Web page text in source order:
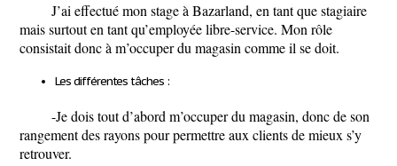
J’ai effectué mon stage à Bazarland, en tant que stagiaire
mais surtout en tant qu’employée libre-service. Mon rôle
consistait donc à m’occuper du magasin comme il se doit.
Les différentes tâches :
-Je dois tout d’abord m’occuper du magasin, donc de son
rangement des rayons pour permettre aux clients de mieux s’y
retrouver.